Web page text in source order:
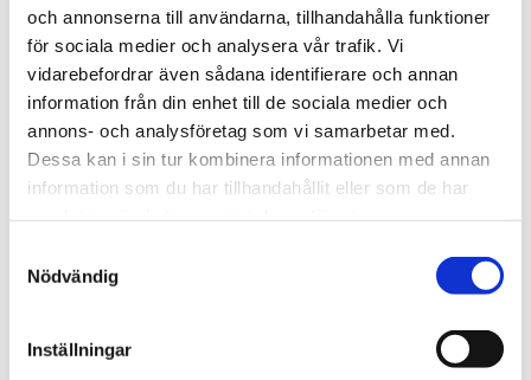
och annonserna till användarna, tillhandahålla funktioner
för sociala medier och analysera vår trafik. Vi
vidarebefordrar även sådana identifierare och annan
information från din enhet till de sociala medier och
annons- och analysföretag som vi samarbetar med.
Dessa kan i sin tur kombinera informationen med annan
information som du har tillhandahållit eller som de har
Nödvändig
Inställningar
Sladdlängd
135 cm
BESKRIVNING
RECENSIONER
OM OSCAR & CLOTHILDE
PRODUKTBLAD